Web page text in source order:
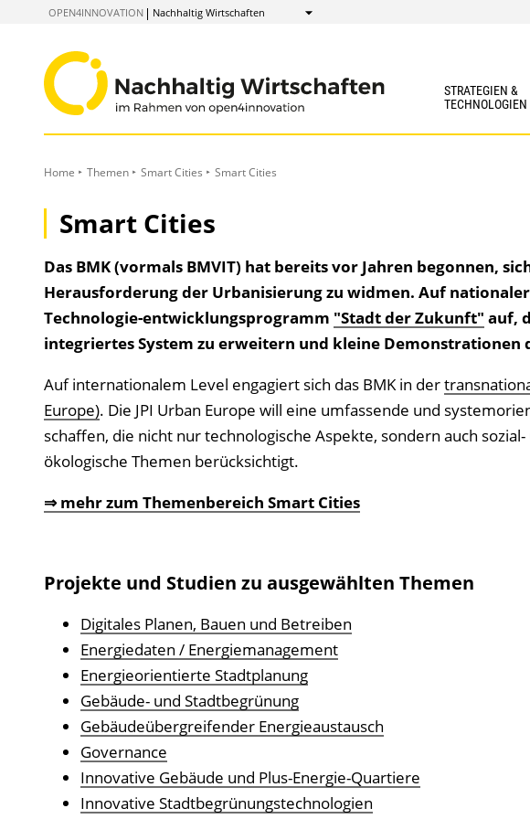
OPEN4INNOVATION Nachhaltig Wirtschaften
Anzeigen
STRATEGIEN &
TECHNOLOGIEN
Home Themen Smart Cities Smart Cities
Smart Cities
Das BMK (vormals BMVIT) hat bereits vor Jahren begonnen,
Herausforderung der Urbanisierung zu widmen. Auf
Technologie-entwicklungsprogramm "Stadt der Zukunft" auf,
integriertes System zu erweitern und kleine Demonstrationen
Auf internationalem Level engagiert sich das BMK in der
Europe). Die JPI Urban Europe will eine umfassende und
schaffen, die nicht nur technologische Aspekte, sondern auch
ökologische Themen berücksichtigt.
⇒ mehr zum Themenbereich Smart Cities
Projekte und Studien zu ausgewählten Themen
Digitales Planen, Bauen und Betreiben
Energiedaten / Energiemanagement
Energieorientierte Stadtplanung
Gebäude- und Stadtbegrünung
Gebäudeübergreifender Energieaustausch
Governance
Innovative Gebäude und Plus-Energie-Quartiere
Innovative Stadtbegrünungstechnologien